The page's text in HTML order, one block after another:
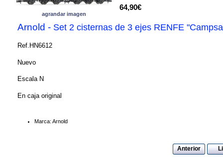
agrandar imagen
64,90€
Arnold- Set 2 cisternas de 3 ejes RENFE
Ref.HN6612
Nuevo
Escala N
En caja original
Marca: Arnold
Anterior